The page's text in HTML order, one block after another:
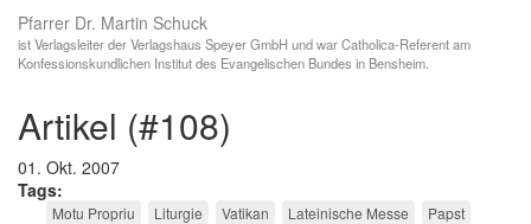
Pfarrer Dr. Martin Schuck
ist Verlagsleiter der Verlagshaus Speyer GmbH und war Catholica-Referent am
Konfessionskundlichen Institut des Evangelischen Bundes in Bensheim.
artikel (#108)
01. Okt. 2007
Tags
Motu Propriu Liturgie Vatikan Lateinische Messe Papst